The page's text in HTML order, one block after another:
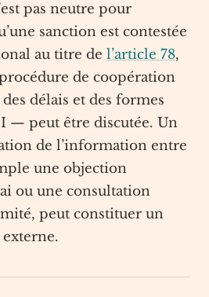
pas neutre pour
sanction est contestée
au titre de l’article 78,
de coopération
délais et des formes
— peut être discutée. Un
de l’information entre
une objection
ou une consultation
peut constituer un